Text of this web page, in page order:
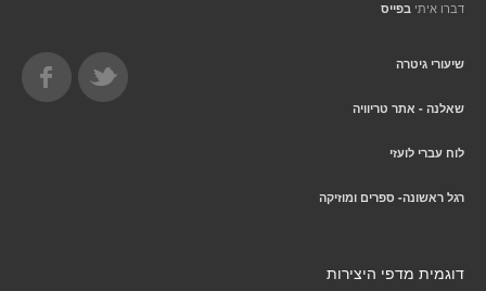
דברו איתי בפייס
שיעורי גיטרה
שאלנה - אתר טריוויה
לוח עברי לועזי
רגל ראשונה- ספרים ומוזיקה
דוגמית מדפי היצירות